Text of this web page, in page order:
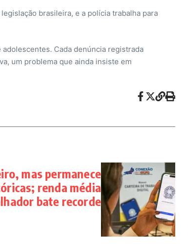
brasileira, e a polícia trabalha para
Cada denúncia registrada
um problema que ainda insiste em
mas permanece
renda média
bate recorde